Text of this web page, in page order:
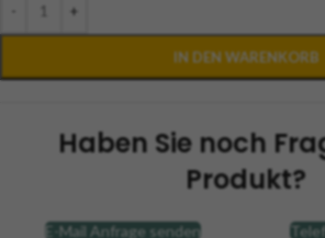
+
IN DEN WARENKORB
Haben Sie noch
Produkt?
E-Mail Anfrage senden